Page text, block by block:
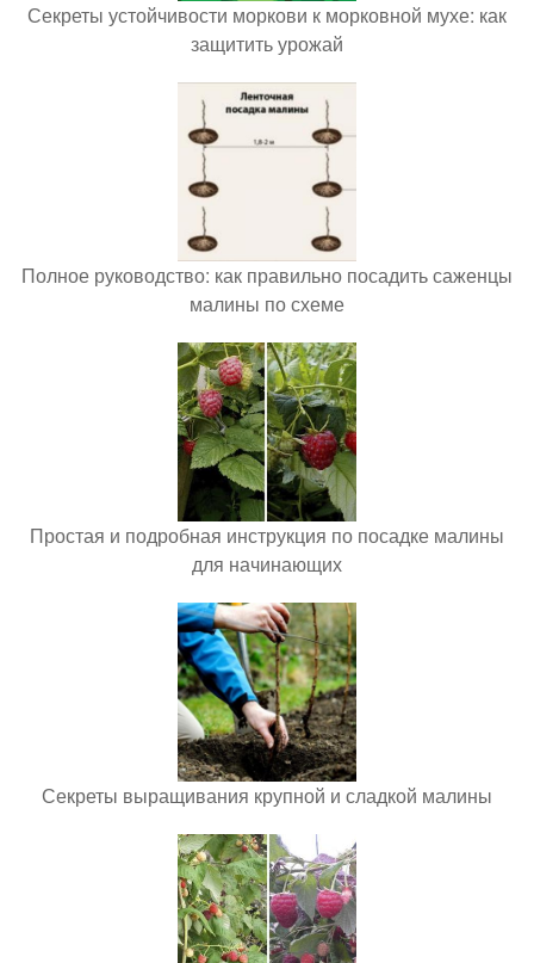
Секреты устойчивости моркови к морковной мухе: как
защитить урожай
Полное руководство: как правильно посадить саженцы
малины по схеме
Простая и подробная инструкция по посадке малины
для начинающих
Секреты выращивания крупной и сладкой малины